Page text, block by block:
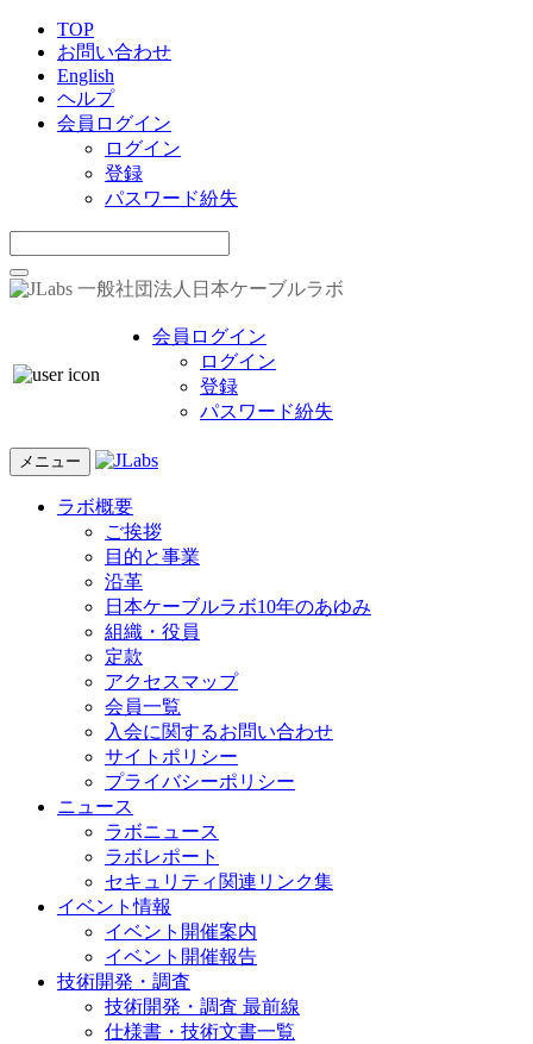
TOP
お問い合わせ
English
ヘルプ
会員ログイン
ログイン
登録
パスワード紛失
一般社団法人日本ケーブルラボ
会員ログイン
ログイン
登録
パスワード紛失
メニュー
ラボ概要
ご挨拶
目的と事業
沿革
日本ケーブルラボ10年のあゆみ
組織・役員
定款
アクセスマップ
会員一覧
入会に関するお問い合わせ
サイトポリシー
プライバシーポリシー
ニュース
ラボニュース
ラボレポート
セキュリティ関連リンク集
イベント情報
イベント開催案内
イベント開催報告
技術開発・調査
技術開発・調査 最前線
仕様書・技術文書一覧